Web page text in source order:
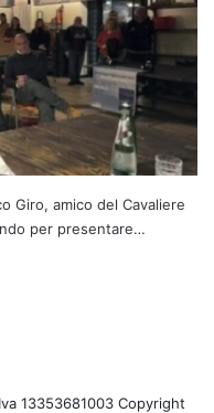
Giro, amico del Cavaliere
per presentare…
13353681003 Copyright